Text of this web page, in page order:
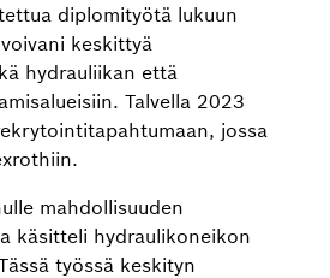
diplomityötä lukuun
keskittyä
hydrauliikan että
Talvella 2023
jossa
mahdollisuuden
käsitteli hydraulikoneikon
työssä keskityn